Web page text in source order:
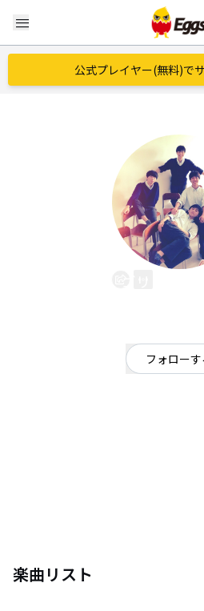
menu
公式プレイヤー(無料)で
フォローす
楽曲リスト